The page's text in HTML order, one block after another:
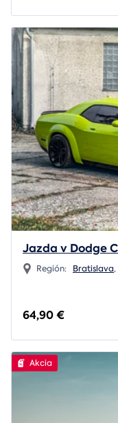
Jazda v Dodge
Región: Bratislava,
64,90 €
Akcia